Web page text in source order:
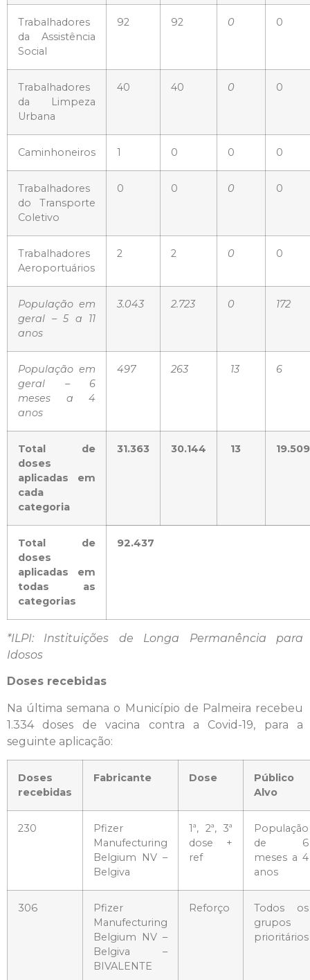
Trabalhadores
da Assistência
Social
92 92 0 0
Trabalhadores
da Limpeza
Urbana
40 40 0 0
Caminhoneiros 1 0 0 0
Trabalhadores
do Transporte
Coletivo
0 0 0 0
Trabalhadores
Aeroportuários
2 2 0 0
População em
geral – 5 a 11
anos
3.043 2.723 0 172
População em
geral – 6
meses a 4
anos
497 263 13 6
Total de
doses
aplicadas em
cada
categoria
31.363 30.144 13 19.509
Total de
doses
aplicadas em
todas as
categorias
92.437
*ILPI: Instituições de Longa Permanência para
Idosos
Doses recebidas
Na última semana o Município de Palmeira recebeu
1.334 doses de vacina contra a Covid-19, para a
seguinte aplicação:
Doses
recebidas
Fabricante Dose
Público
Alvo
230
Pfizer
Manufecturing
Belgium NV –
Belgiva
1ª, 2ª, 3ª
dose +
ref
População
de 6
meses a 4
anos
306
Pfizer
Manufecturing
Belgium NV –
Belgiva –
BIVALENTE
Reforço
Todos os
grupos
prioritários